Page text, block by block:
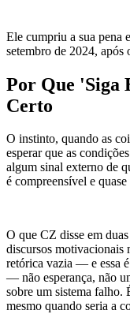
Ele cumpriu a sua pena
setembro de 2024, após
Por Que 'Siga
Certo
O instinto, quando as
esperar que as
algum sinal externo de
é compreensível e
O que CZ disse em
discursos motivacionais
retórica vazia — e essa
— não esperança, não
sobre um sistema falho.
mesmo quando seria a